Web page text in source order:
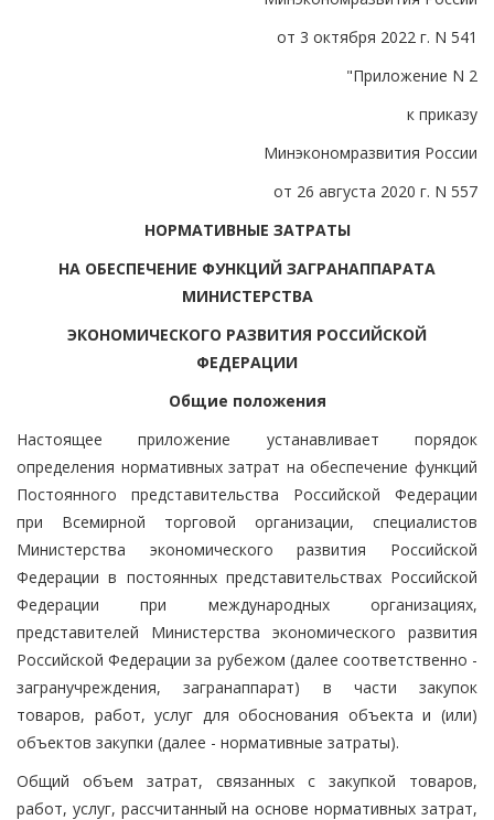
от 3 октября 2022 г. N 541
"Приложение N 2
к приказу
Минэкономразвития России
от 26 августа 2020 г. N 557
НОРМАТИВНЫЕ ЗАТРАТЫ
НА ОБЕСПЕЧЕНИЕ ФУНКЦИЙ ЗАГРАНАППАРАТА
МИНИСТЕРСТВА
ЭКОНОМИЧЕСКОГО РАЗВИТИЯ РОССИЙСКОЙ
ФЕДЕРАЦИИ
Общие положения
Настоящее приложение устанавливает порядок
определения нормативных затрат на обеспечение функций
Постоянного представительства Российской Федерации
при Всемирной торговой организации, специалистов
Министерства экономического развития Российской
Федерации в постоянных представительствах Российской
Федерации при международных организациях,
представителей Министерства экономического развития
Российской Федерации за рубежом (далее соответственно -
загранучреждения, загранаппарат) в части закупок
товаров, работ, услуг для обоснования объекта и (или)
объектов закупки (далее - нормативные затраты).
Общий объем затрат, связанных с закупкой товаров,
работ, услуг, рассчитанный на основе нормативных затрат,